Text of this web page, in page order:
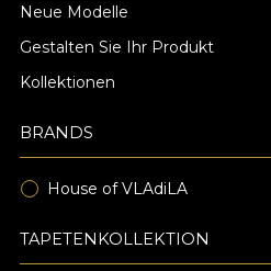
Neue Modelle
Gestalten Sie Ihr Produkt
Kollektionen
BRANDS
House of VLAdiLA
TAPETENKOLLEKTION